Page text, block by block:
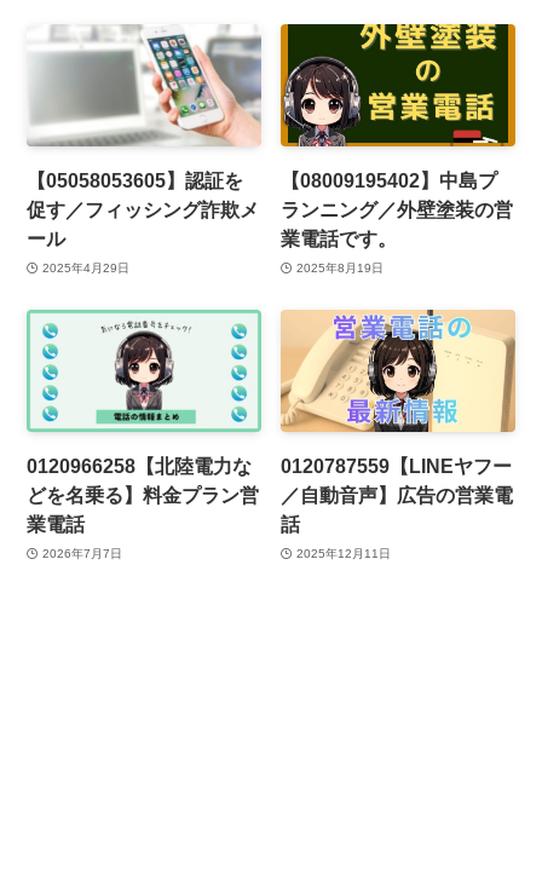
【05058053605】認証を
促す／フィッシング詐欺メ
ール
2025年4月29日
【08009195402】中島プ
ランニング／外壁塗装の営
業電話です。
2025年8月19日
0120966258【北陸電力な
どを名乗る】料金プラン営
業電話
2026年7月7日
0120787559【LINEヤフー
／自動音声】広告の営業電
話
2025年12月11日